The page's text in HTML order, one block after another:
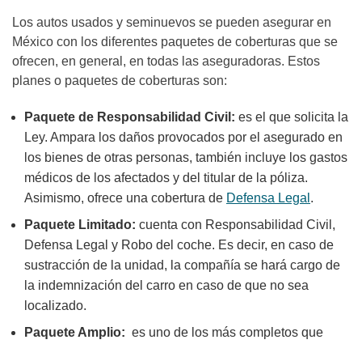
Los autos usados y seminuevos se pueden asegurar en
México con los diferentes paquetes de coberturas que se
ofrecen, en general, en todas las aseguradoras. Estos
planes o paquetes de coberturas son:
Paquete de Responsabilidad Civil: es el que solicita la
Ley. Ampara los daños provocados por el asegurado en
los bienes de otras personas, también incluye los gastos
médicos de los afectados y del titular de la póliza.
Asimismo, ofrece una cobertura de Defensa Legal .
Paquete Limitado: cuenta con Responsabilidad Civil,
Defensa Legal y Robo del coche. Es decir, en caso de
sustracción de la unidad, la compañía se hará cargo de
la indemnización del carro en caso de que no sea
localizado.
Paquete Amplio: es uno de los más completos que